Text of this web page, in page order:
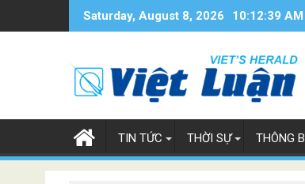
Saturday, August 8, 2026 10:12:40 AM
TIN TỨC THỜI SỰ THÔNG